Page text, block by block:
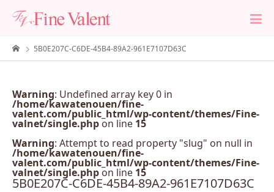
5B0E207C-C6DE-45B4-89A2-961E7107D63C
Warning: Undefined array key 0 in
/home/kawatenouen/fine-
valent.com/public_html/wp-content/themes/Fine-
valnet/single.phpon line 15
Warning: Attempt to read property "slug" on null in
/home/kawatenouen/fine-
valent.com/public_html/wp-content/themes/Fine-
valnet/single.phpon line 15
5B0E207C-C6DE-45B4-89A2-961E7107D63C